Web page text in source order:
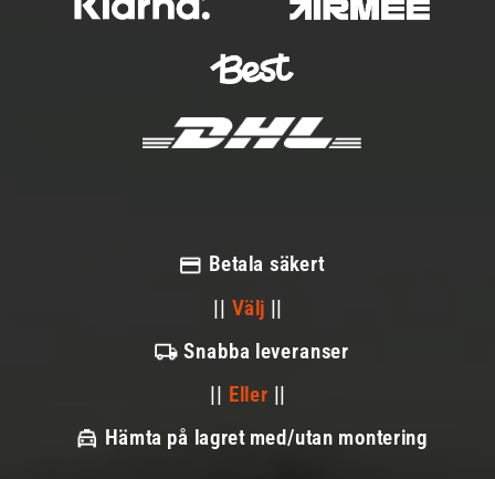
Betala säkert
|| Välj ||
Snabba leveranser
|| Eller ||
Hämta på lagret med/utan montering